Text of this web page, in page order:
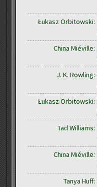
Łukasz Orbitowski:
China Miéville:
J. K. Rowling:
Łukasz Orbitowski:
Tad Williams:
China Miéville:
Tanya Huff: